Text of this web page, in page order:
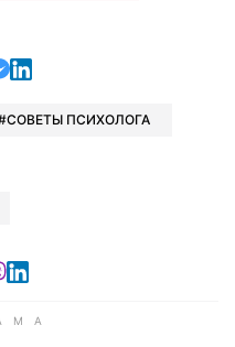
в Facebook
в Xв Viber
в Whatsapp
отправить в Messenger
отправить в LinkedIn
СОВЕТЫ ПСИХОЛОГА
в Facebook
в X в Google news
Читайте в Viber
Читайте в LinkedIn